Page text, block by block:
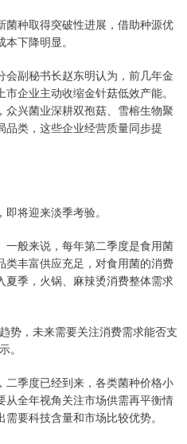
菌种取得突破性进展，借助种源优
下降明显。
副秘书长赵东明认为，前几年金
企业主动收缩金针菇低效产能。
兴菌业深耕双孢菇、雪榕生物聚
类，这些企业经营质量同步提
将迎来淡季考验。
般来说，每年第二季度是食用菌
丰富供应充足，对食用菌的消费
季，火锅、麻辣烫消费整体需求
势，未来需要关注消费需求能否支
。
季度已经到来，各类菌种价格小
全年视角关注市场供需再平衡情
要科技含量和市场比较优势。